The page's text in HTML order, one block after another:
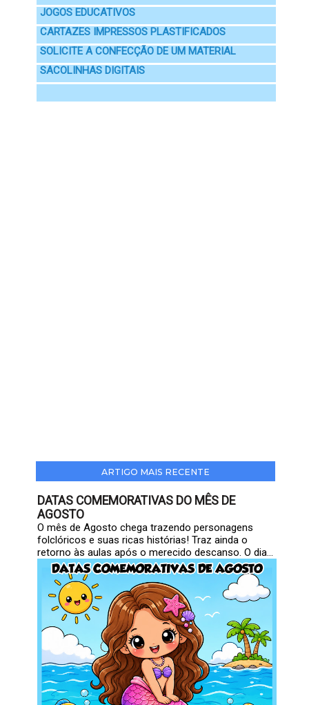
JOGOS EDUCATIVOS
CARTAZES IMPRESSOS PLASTIFICADOS
SOLICITE A CONFECÇÃO DE UM MATERIAL
SACOLINHAS DIGITAIS
ARTIGO MAIS RECENTE
DATAS COMEMORATIVAS DO MÊS DE
AGOSTO
O mês de Agosto chega trazendo personagens
folclóricos e suas ricas histórias! Traz ainda o
retorno às aulas após o merecido descanso. O dia...